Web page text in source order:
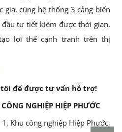
gia, cùng hệ thống 3 cảng biển
tư tiết kiệm được thời gian,
lợi thế cạnh tranh trên thị
để được tư vấn hỗ trợ!
NGHIỆP HIỆP PHƯỚC
Khu công nghiệp Hiệp Phước,